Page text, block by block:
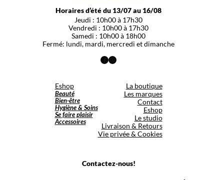
Horaires d’été du 13/07 au 16/08
Jeudi : 10h00 à 17h30
Vendredi : 10h00 à 17h30
Samedi : 10h00 à 18h00
Fermé: lundi, mardi, mercredi et dimanche
Facebook
Instagram
Eshop
Beauté
Bien-être
Hygiène & Soins
Se faire plaisir
Accessoires
La boutique
Les marques
Contact
Eshop
Le studio
Livraison & Retours
Vie privée & Cookies
Contactez-nous!